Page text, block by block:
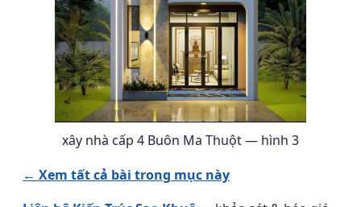
xây nhà cấp 4 Buôn Ma Thuột — hình 3
← Xem tất cả bài trong mục này